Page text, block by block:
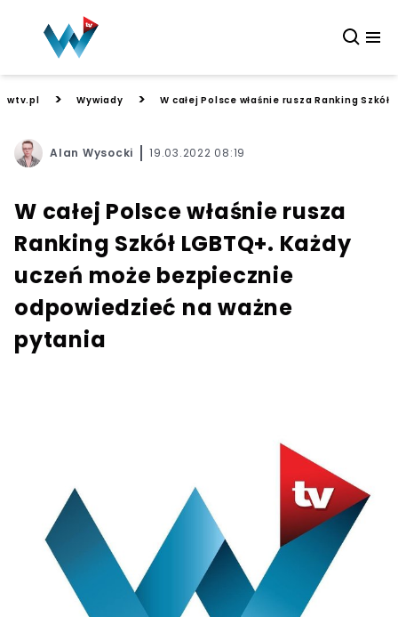
wtv.pl > Wywiady > W całej Polsce właśnie rusza Ranking
Alan Wysocki 19.03.2022 08:19
W całej Polsce właśnie rusza
Ranking Szkół LGBTQ+. Każdy
uczeń może bezpiecznie
odpowiedzieć na ważne
pytania